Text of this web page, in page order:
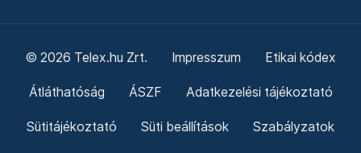
© 2026 Telex.hu Zrt. Impresszum Etikai kódex
Átláthatóság ÁSZF Adatkezelési tájékoztató
Sütitájékoztató Süti beállítások Szabályzatok